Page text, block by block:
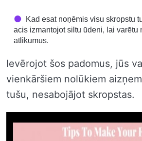
Kad esat noņēmis visu skropstu
acis izmantojot siltu ūdeni, lai varētu
atlikumus.
Ievērojot šos padomus, jūs
vienkāršiem nolūkiem
tušu, nesabojājot skropstas.